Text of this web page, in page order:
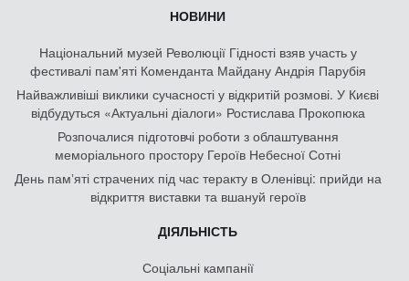
НОВИНИ
Національний музей Революції Гідності взяв участь у
фестивалі пам'яті Коменданта Майдану Андрія Парубія
Найважливіші виклики сучасності у відкритій розмові. У Києві
відбудуться «Актуальні діалоги» Ростислава Прокопюка
Розпочалися підготовчі роботи з облаштування
меморіального простору Героїв Небесної Сотні
День памʼяті страчених під час теракту в Оленівці: прийди на
відкриття виставки та вшануй героїв
ДІЯЛЬНІСТЬ
Соціальні кампанії